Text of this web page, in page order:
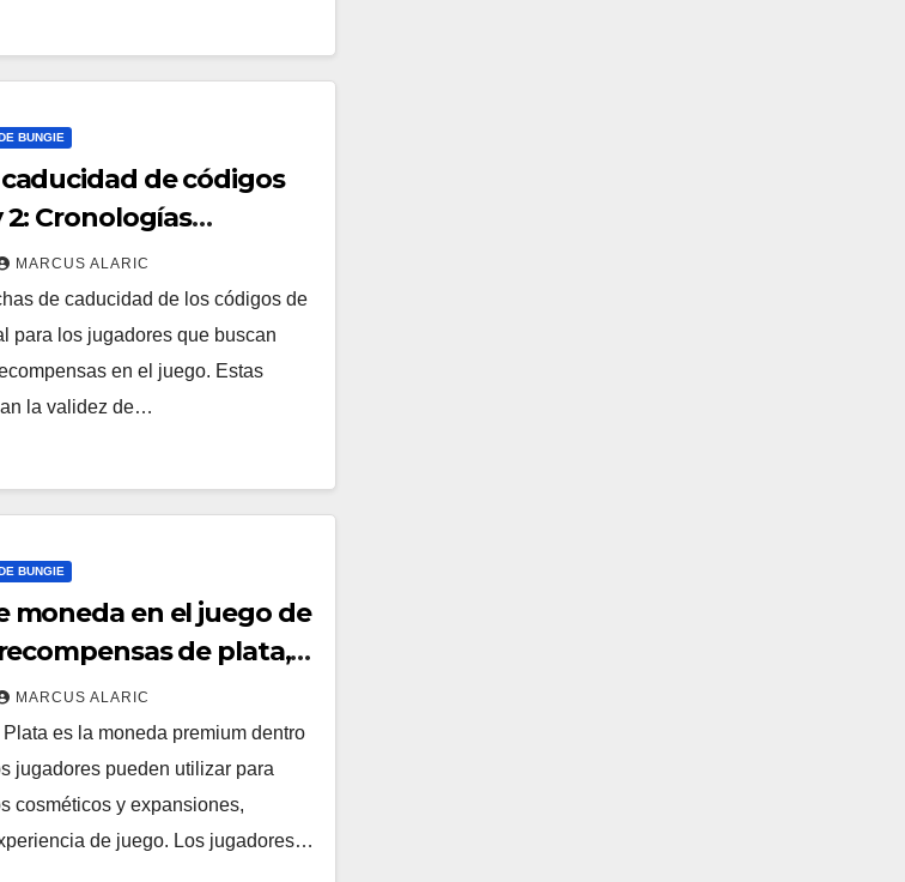
BUNGIE
de códigos
Cronologías
Códigos de
Evitar pérdidas
MARCUS ALARIC
de caducidad de los códigos de
para los jugadores que buscan
en el juego. Estas
la validez de…
BUNGIE
moneda en el juego de
de plata,
restricciones
MARCUS ALARIC
es la moneda premium dentro
jugadores pueden utilizar para
cosméticos y expansiones,
de juego. Los jugadores…